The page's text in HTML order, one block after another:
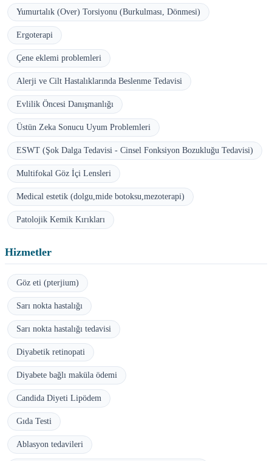
Yumurtalık (Over) Torsiyonu (Burkulması, Dönmesi)
Ergoterapi
Çene eklemi problemleri
Alerji ve Cilt Hastalıklarında Beslenme Tedavisi
Evlilik Öncesi Danışmanlığı
Üstün Zeka Sonucu Uyum Problemleri
ESWT (Şok Dalga Tedavisi - Cinsel Fonksiyon Bozukluğu Tedavisi)
Multifokal Göz İçi Lensleri
Medical estetik (dolgu,mide botoksu,mezoterapi)
Patolojik Kemik Kırıkları
Hizmetler
Göz eti (pterjium)
Sarı nokta hastalığı
Sarı nokta hastalığı tedavisi
Diyabetik retinopati
Diyabete bağlı maküla ödemi
Candida Diyeti Lipödem
Gıda Testi
Ablasyon tedavileri